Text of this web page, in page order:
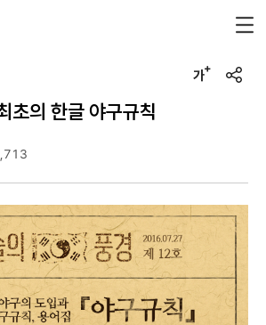
u
초의 한글 야구규칙